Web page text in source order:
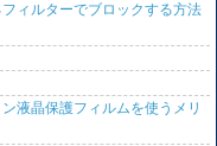
ィルターでブロックする方法
液晶保護フィルムを使うメリ